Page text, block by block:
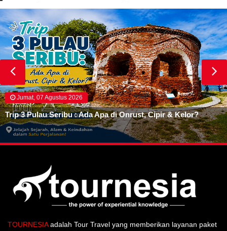
Jumat, 07 Agustus 2026
Trip 3 Pulau Seribu : Ada Apa di Onrust, Cipir & Kelor?
TOURNESIAadalah Tour Travel yang memberikan layanan paket